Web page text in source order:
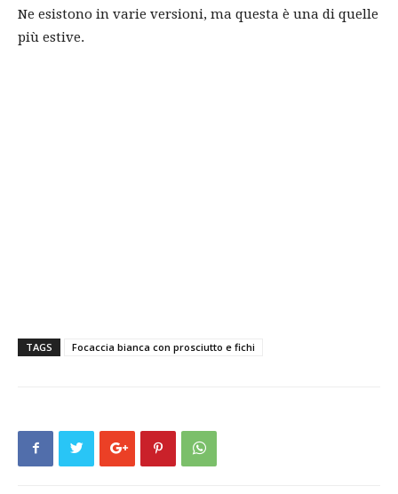
Ne esistono in varie versioni, ma questa è una di quelle
più estive.
TAGS Focaccia bianca con prosciutto e fichi